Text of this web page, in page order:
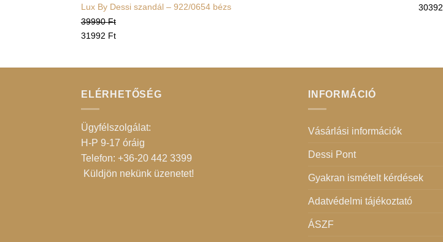
Lux By Dessi szandál – 922/0654 bézs
39990Ft
31992 Ft
30392
ELÉRHETŐSÉG
Ügyfélszolgálat:
H-P 9-17 óráig
Telefon: +36-20 442 3399
Küldjön nekünk üzenetet!
INFORMÁCIÓ
Vásárlási információk
Dessi Pont
Gyakran ismételt kérdések
Adatvédelmi tájékoztató
ÁSZF